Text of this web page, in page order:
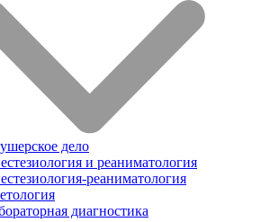
дело
и реаниматология
реаниматология
диагностика